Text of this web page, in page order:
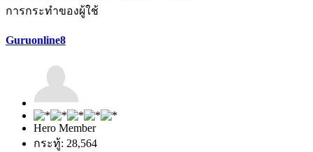
การกระทำของผู้ใช้
Guruonline8
Hero Member
กระทู้: 28,564